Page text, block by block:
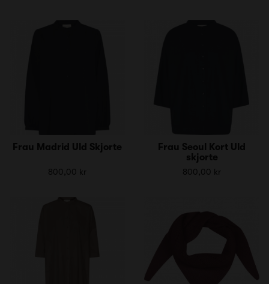
Frau Madrid Uld Skjorte
800,00 kr
Frau Seoul Kort Uld
skjorte
800,00 kr